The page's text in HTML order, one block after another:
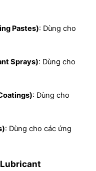
Pastes): Dùng cho
Sprays): Dùng cho
: Dùng cho
: Dùng cho các ứng